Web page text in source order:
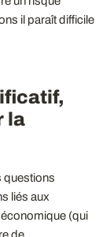
il paraît difficile
la
questions
liés aux
(qui
de